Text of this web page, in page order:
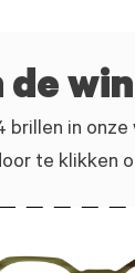
de
brillen in onze
te klikken